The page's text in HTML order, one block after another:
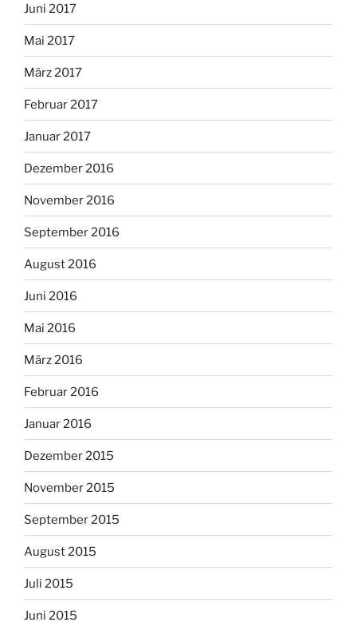
Juni 2017
Mai 2017
März 2017
Februar 2017
Januar 2017
Dezember 2016
November 2016
September 2016
August 2016
Juni 2016
Mai 2016
März 2016
Februar 2016
Januar 2016
Dezember 2015
November 2015
September 2015
August 2015
Juli 2015
Juni 2015